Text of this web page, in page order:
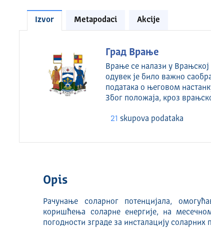
Izvor Metapodaci Akcije
Град Врање
Врање се налази у
одувек је било важно
података о његовом
Због положаја, кроз
21 skupova podataka
Opis
Рачунање соларног потенцијала,
коришћења соларне енергије, на
погодности зграде за инсталацију соларних